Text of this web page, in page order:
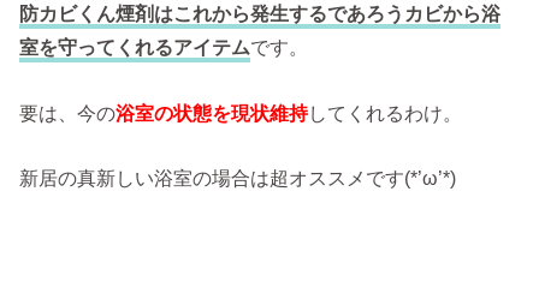
防カビくん煙剤はこれから発生するであろうカビから浴
室を守ってくれるアイテムです。
要は、今の浴室の状態を現状維持してくれるわけ。
新居の真新しい浴室の場合は超オススメです(*’ω’*)